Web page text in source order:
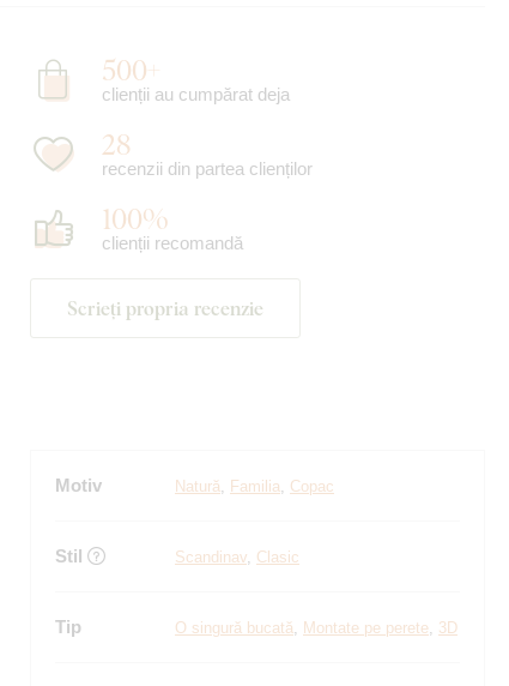
500+
clienții au cumpărat deja
28
recenzii din partea clienților
100%
clienții recomandă
Scrieți propria recenzie
Motiv Natură, Familia, Copac
Stil Scandinav, Clasic
Tip O singură bucată, Montate pe perete, 3D